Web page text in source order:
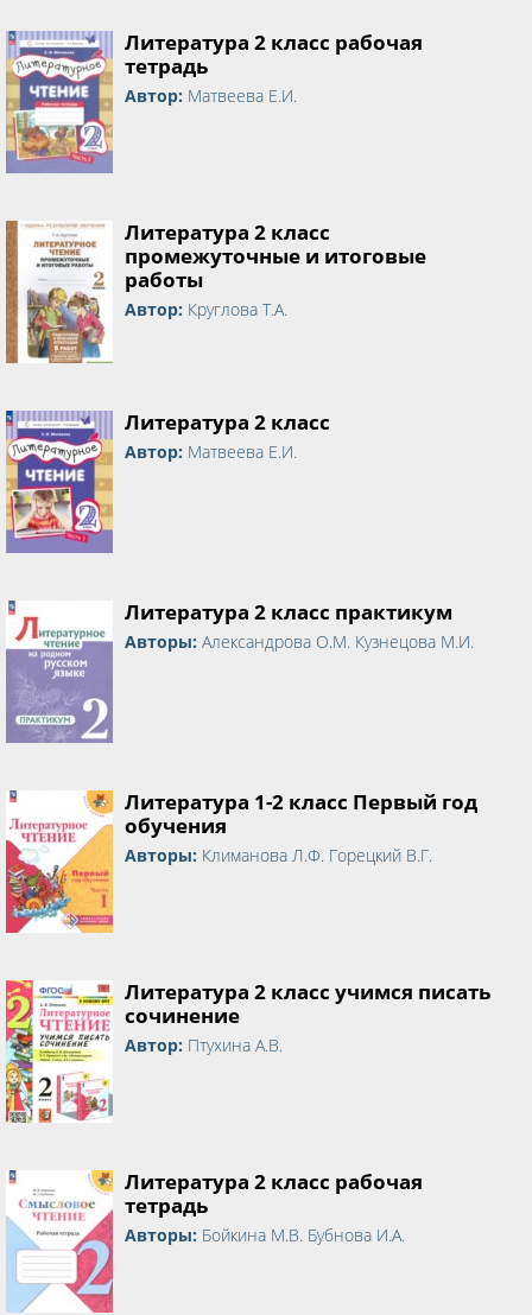
Литература 2 класс рабочая
тетрадь
Автор: Матвеева Е.И.
Литература 2 класс
промежуточные и итоговые
работы
Автор: Круглова Т.А.
Литература 2 класс
Автор: Матвеева Е.И.
Литература 2 класс практикум
Авторы: Александрова О.М. Кузнецова М.И.
Литература 1-2 класс Первый год
обучения
Авторы: Климанова Л.Ф. Горецкий В.Г.
Литература 2 класс учимся писать
сочинение
Автор: Птухина А.В.
Литература 2 класс рабочая
тетрадь
Авторы: Бойкина М.В. Бубнова И.А.